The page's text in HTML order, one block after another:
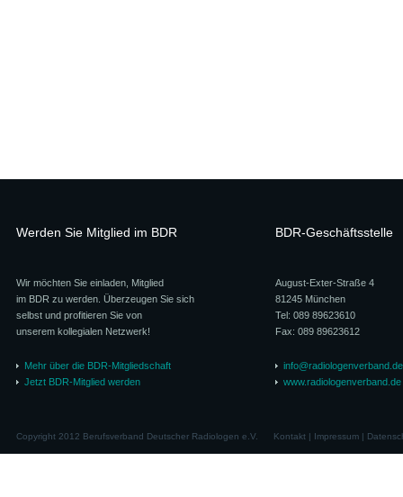
Werden Sie Mitglied im BDR
Wir möchten Sie einladen, Mitglied
im BDR zu werden. Überzeugen Sie sich
selbst und profitieren Sie von
unserem kollegialen Netzwerk!
Mehr über die BDR-Mitgliedschaft
Jetzt BDR-Mitglied werden
BDR-Geschäftsstelle
August-Exter-Straße 4
81245 München
Tel: 089 89623610
Fax: 089 89623612
info@radiologenverband.de
www.radiologenverband.de
Copyright 2012 Berufsverband Deutscher Radiologen e.V. Kontakt| Impressum|